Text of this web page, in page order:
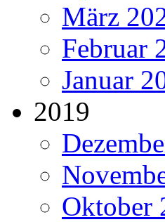
März
Februar
Januar
2019
Oktober